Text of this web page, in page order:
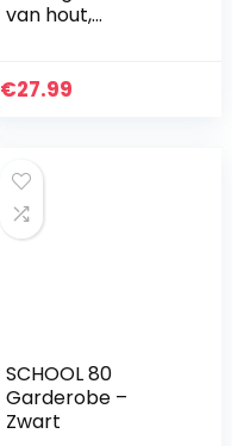
van hout,
kledinghaken,
€27.99
SCHOOL 80
Garderobe –
Zwart